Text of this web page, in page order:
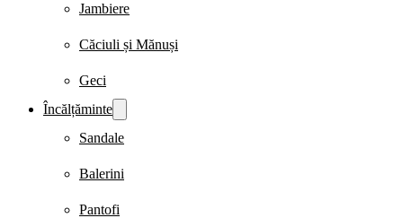
Jambiere
Căciuli și Mănuși
Geci
Încălțăminte
Sandale
Balerini
Pantofi